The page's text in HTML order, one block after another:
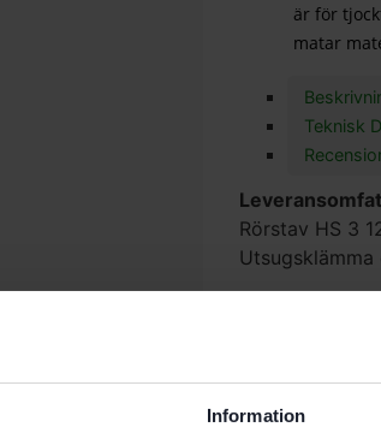
Information
är för
matar
Teknisk
Rörstav HS 3
Utsugsklämma
1